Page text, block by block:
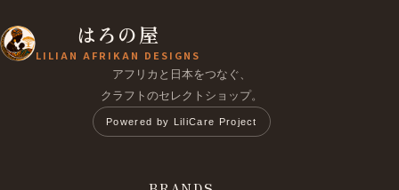
はろの屋
LILIAN AFRIKAN DESIGNS
アフリカと日本をつなぐ、
クラフトのセレクトショップ。
Powered by LiliCare Project